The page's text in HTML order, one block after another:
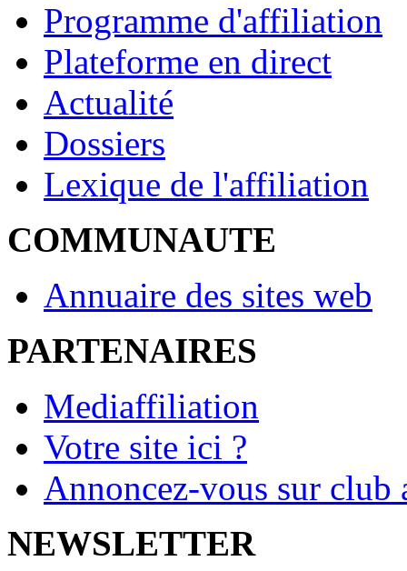
Programme d'affiliation
Plateforme en direct
Actualité
Dossiers
Lexique de l'affiliation
COMMUNAUTE
Annuaire des sites web
PARTENAIRES
Mediaffiliation
Votre site ici ?
Annoncez-vous sur
NEWSLETTER